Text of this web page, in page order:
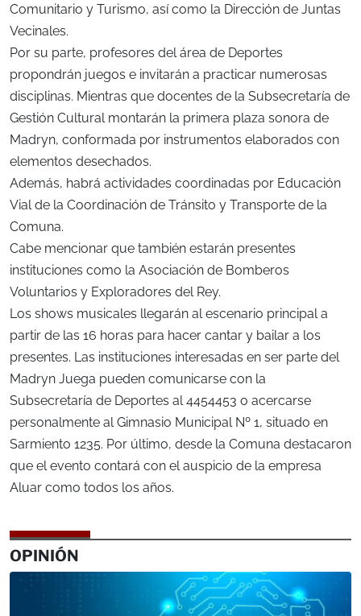
Comunitario y Turismo, así como la Dirección de Juntas
Vecinales.
Por su parte, profesores del área de Deportes
propondrán juegos e invitarán a practicar numerosas
disciplinas. Mientras que docentes de la Subsecretaría de
Gestión Cultural montarán la primera plaza sonora de
Madryn, conformada por instrumentos elaborados con
elementos desechados.
Además, habrá actividades coordinadas por Educación
Vial de la Coordinación de Tránsito y Transporte de la
Comuna.
Cabe mencionar que también estarán presentes
instituciones como la Asociación de Bomberos
Voluntarios y Exploradores del Rey.
Los shows musicales llegarán al escenario principal a
partir de las 16 horas para hacer cantar y bailar a los
presentes. Las instituciones interesadas en ser parte del
Madryn Juega pueden comunicarse con la
Subsecretaría de Deportes al 4454453 o acercarse
personalmente al Gimnasio Municipal Nº 1, situado en
Sarmiento 1235. Por último, desde la Comuna destacaron
que el evento contará con el auspicio de la empresa
Aluar como todos los años.
OPINIÓN